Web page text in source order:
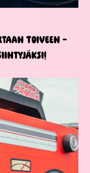
toiveen –